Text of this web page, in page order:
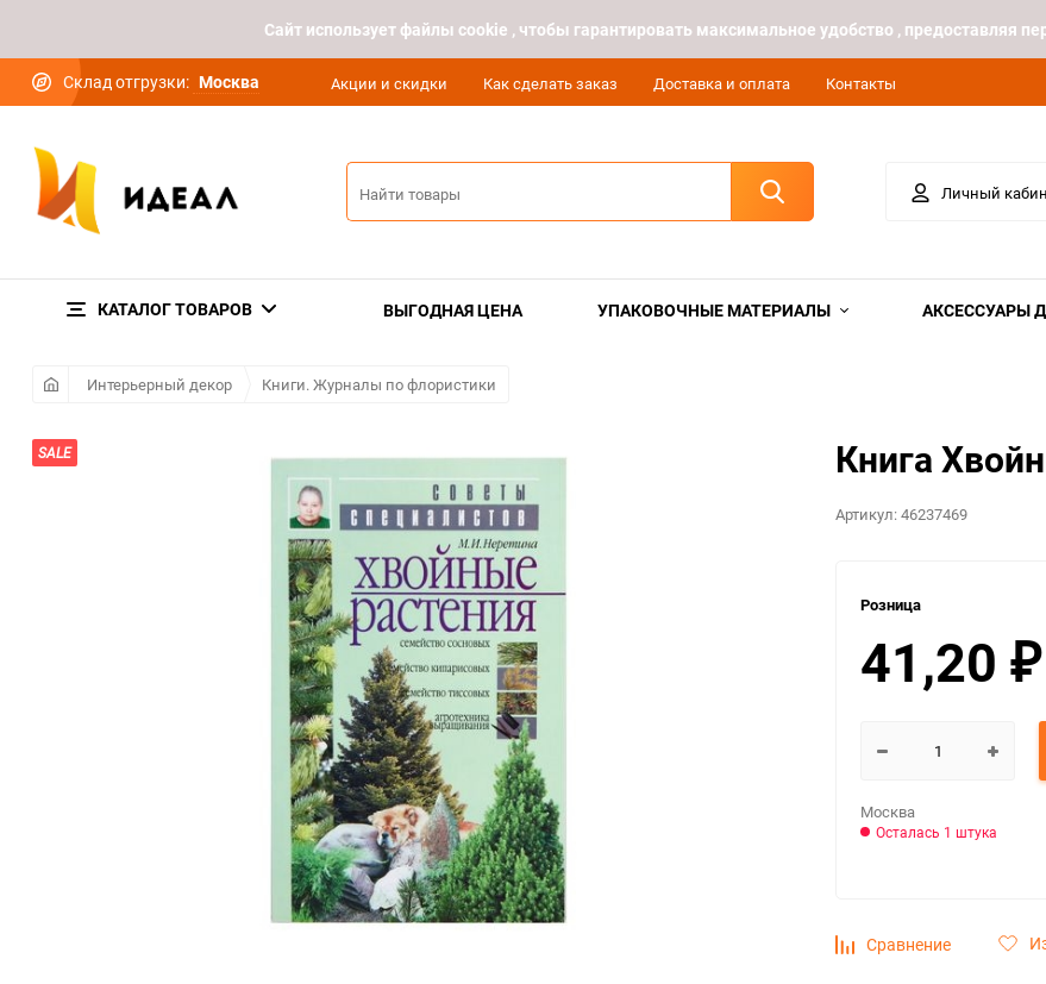
Cайт использует файлы cookie , чтобы гарантировать максимальное удобство , предоставляя
Склад отгрузки: Москва Акции и скидки Как сделать заказ Доставка и оплата Контакты
Личный
КАТАЛОГ ТОВАРОВ ВЫГОДНАЯ ЦЕНА УПАКОВОЧНЫЕ МАТЕРИАЛЫ АКСЕССУАРЫ
Интерьерный декор Книги. Журналы по флористики
SALE Книга
Артикул:46237469
Розница
41,20 ₽
Москва
Осталась 1 штука
Сравнение